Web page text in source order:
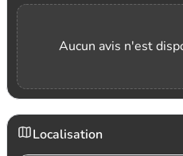
Aucun avis n'est
Localisation